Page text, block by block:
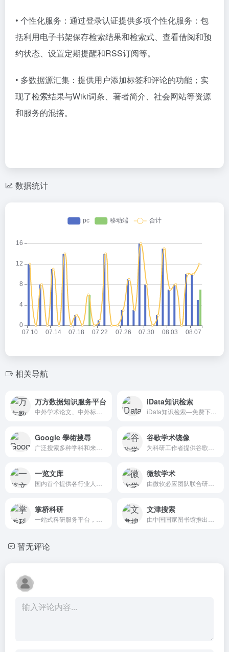
• 个性化服务：通过登录认证提供多项个性化服务：包
括利用电子书架保存检索结果和检索式、查看借阅和预
约状态、设置定期提醒和RSS订阅等。
• 多数据源汇集：提供用户添加标签和评论的功能；实
现了检索结果与Wiki词条、著者简介、社会网站等资源
和服务的混搭。
数据统计
相关导航
万方数据知识服务平台 iData知识检索
Google 學術搜尋 谷歌学术镜像
一览文库 微软学术
掌桥科研 文津搜索
暂无评论